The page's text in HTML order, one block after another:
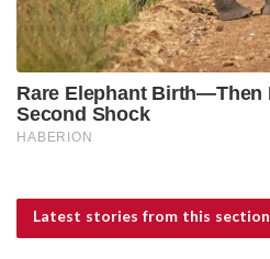
Latest stories from this section